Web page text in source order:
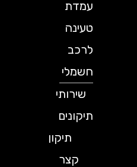
עמדת
טעינה
לרכב
חשמלי
שירותי
תיקונים
תיקון